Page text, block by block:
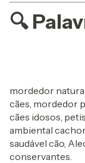
🔍
mordedor
cães, mordedor
cães idosos,
ambiental
saudável cão,
conservantes.